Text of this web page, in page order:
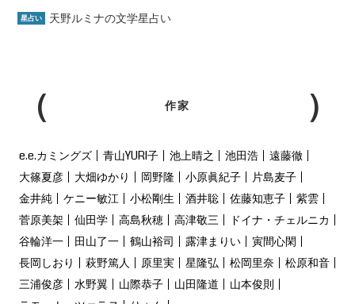
星占い 天野ルミナの文学星占い
作家
e.e.カミングズ 青山YURI子 池上晴之 池田浩
遠藤徹
大篠夏彦
大畑ゆかり 岡野隆 小原眞紀子
片島麦子
金井純
ケニー敏江 小松剛生 酒井聡 佐藤知恵子
紫雲
菅原美架
仙田学 高島秋穂 高津敬三
ドイナ・チェルニカ
谷輪洋一
田山了一 鶴山裕司 露津まりい
寅間心閑
長岡しおり
萩野篤人 原里実 星隆弘 松岡里奈
松原和音
三浦俊彦
水野翼 山際恭子 山田隆道
山本俊則